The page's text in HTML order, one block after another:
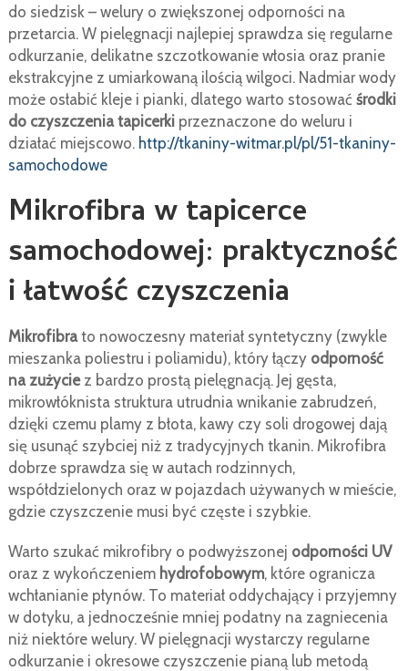
do siedzisk – welury o zwiększonej odporności na
przetarcia. W pielęgnacji najlepiej sprawdza się regularne
odkurzanie, delikatne szczotkowanie włosia oraz pranie
ekstrakcyjne z umiarkowaną ilością wilgoci. Nadmiar wody
może osłabić kleje i pianki, dlatego warto stosować środki
do czyszczenia tapicerkiprzeznaczone do weluru i
działać miejscowo. http://tkaniny-witmar.pl/pl/51-tkaniny-
samochodowe
Mikrofibra w tapicerce
samochodowej: praktyczność
i łatwość czyszczenia
Mikrofibrato nowoczesny materiał syntetyczny (zwykle
mieszanka poliestru i poliamidu), który łączy odporność
na zużyciez bardzo prostą pielęgnacją. Jej gęsta,
mikrowłóknista struktura utrudnia wnikanie zabrudzeń,
dzięki czemu plamy z błota, kawy czy soli drogowej dają
się usunąć szybciej niż z tradycyjnych tkanin. Mikrofibra
dobrze sprawdza się w autach rodzinnych,
współdzielonych oraz w pojazdach używanych w mieście,
gdzie czyszczenie musi być częste i szybkie.
Warto szukać mikrofibry o podwyższonej odporności UV
oraz z wykończeniem hydrofobowym, które ogranicza
wchłanianie płynów. To materiał oddychający i przyjemny
w dotyku, a jednocześnie mniej podatny na zagniecenia
niż niektóre welury. W pielęgnacji wystarczy regularne
odkurzanie i okresowe czyszczenie pianą lub metodą